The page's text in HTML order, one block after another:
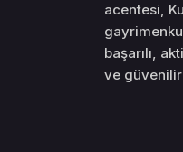
acentesi,
başarılı,
ve güvenilir